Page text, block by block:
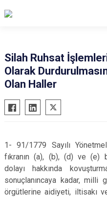
Silah Ruhsat
Olarak
Olan Haller
1- 91/1779 Sayılı
fıkranın (a), (b), (d) ve (e)
dolayı hakkında
sonuçlanıncaya kadar, milli
örgütlerine aidiyeti, iltisakı